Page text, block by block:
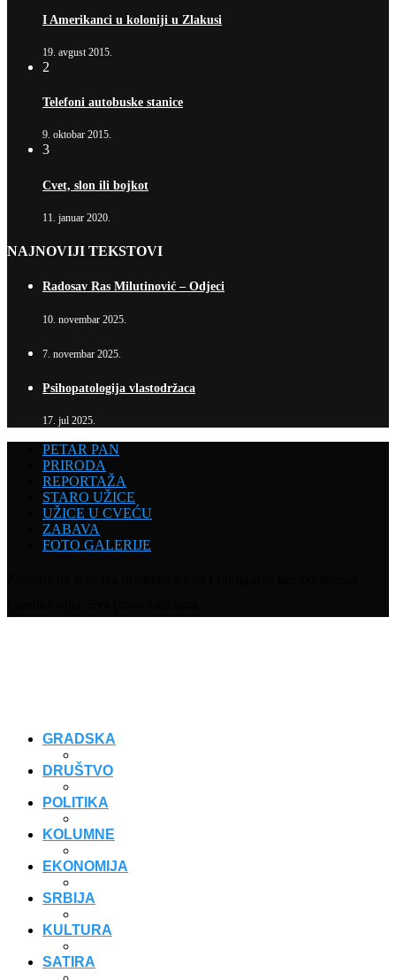
I Amerikanci u koloniji u Zlakusi
19. avgust 2015.
2
Telefoni autobuske stanice
9. oktobar 2015.
3
Cvet, slon ili bojkot
11. januar 2020.
NAJNOVIJI TEKSTOVI
Radosav Ras Milutinović – Odjeci
10. novembar 2025.
7. novembar 2025.
Psihopatologija vlastodržaca
17. jul 2025.
PETAR PAN
PRIRODA
REPORTAŽA
STARO UŽICE
UŽICE U CVEĆU
ZABAVA
FOTO GALERIJE
GRADSKA
DRUŠTVO
POLITIKA
KOLUMNE
EKONOMIJA
SRBIJA
KULTURA
SATIRA